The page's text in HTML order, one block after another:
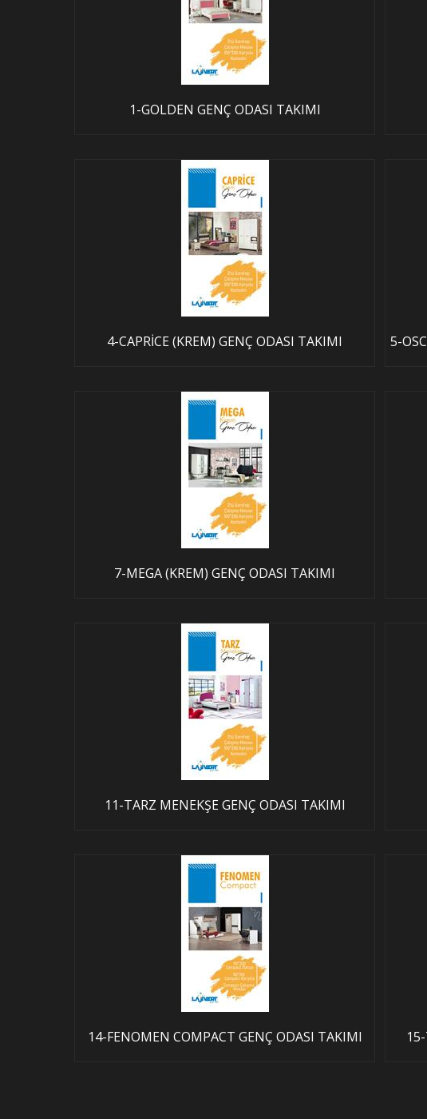
1-GOLDEN GENÇ ODASI TAKIMI
4-CAPRİCE (KREM) GENÇ ODASI TAKIMI 5-
7-MEGA (KREM) GENÇ ODASI TAKIMI
11-TARZ MENEKŞE GENÇ ODASI TAKIMI
14-FENOMEN COMPACT GENÇ ODASI TAKIMI